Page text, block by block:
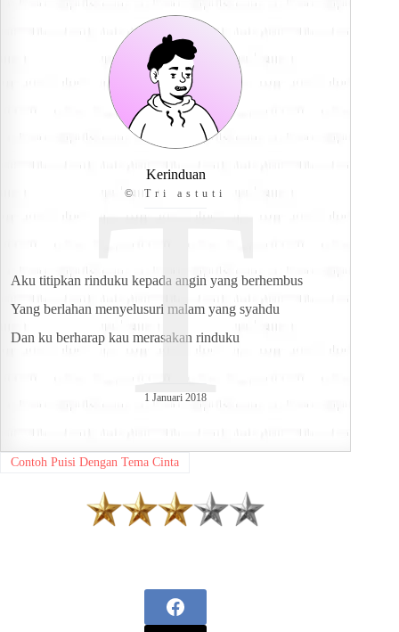
T
Kerinduan
© Tri astuti
Aku titipkan rinduku kepada angin yang berhembus
Yang berlahan menyelusuri malam yang syahdu
Dan ku berharap kau merasakan rinduku
1 Januari 2018
Contoh Puisi Dengan Tema Cinta